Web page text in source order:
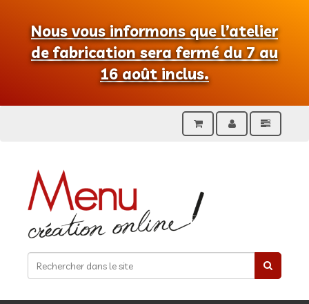
Nous vous informons que l’atelier
de fabrication sera fermé du 7 au
16 août inclus.